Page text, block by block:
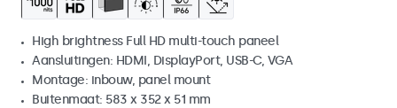
High brightness Full HD multi-touch paneel
Aansluitingen: HDMI, DisplayPort, USB-C, VGA
Montage: inbouw, panel mount
Buitenmaat: 583 x 352 x 51 mm